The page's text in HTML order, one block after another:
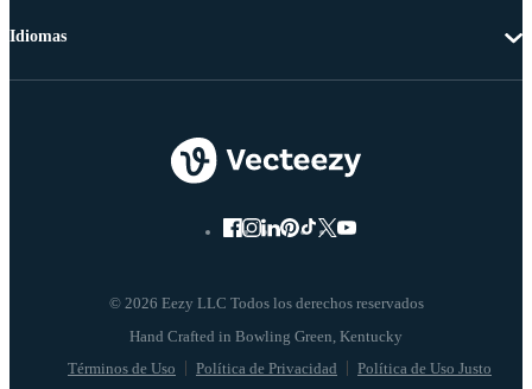
© 2026 Eezy LLC Todos los derechos reservados
Términos de Uso Política de Privacidad Política de Uso Justo
Idiomas